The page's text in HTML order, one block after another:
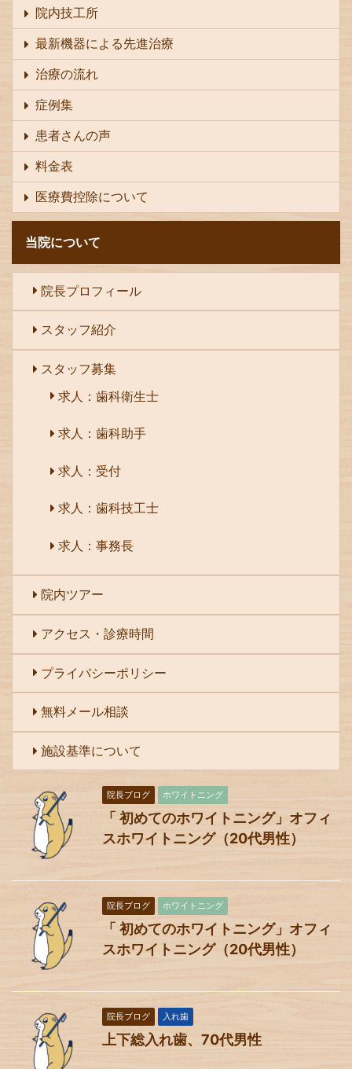
院内技工所
最新機器による先進治療
治療の流れ
症例集
患者さんの声
料金表
医療費控除について
当院について
院長プロフィール
スタッフ紹介
スタッフ募集
求人：歯科衛生士
求人：歯科助手
求人：受付
求人：歯科技工士
求人：事務長
院内ツアー
アクセス・診療時間
プライバシーポリシー
無料メール相談
施設基準について
院長ブログ ホワイトニング
「 初めてのホワイトニング」オフィ
スホワイトニング（20代男性）
院長ブログ ホワイトニング
「 初めてのホワイトニング」オフィ
スホワイトニング（20代男性）
院長ブログ 入れ歯
上下総入れ歯、70代男性